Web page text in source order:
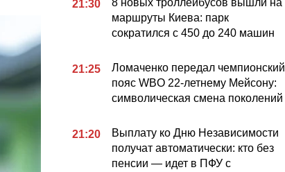
21:30
8 новых троллейбусов вышли на
маршруты Киева: парк
сократился с 450 до 240 машин
21:25
Ломаченко передал чемпионский
пояс WBO 22-летнему Мейсону:
символическая смена поколений
21:20
Выплату ко Дню Независимости
получат автоматически: кто без
пенсии — идет в ПФУ с